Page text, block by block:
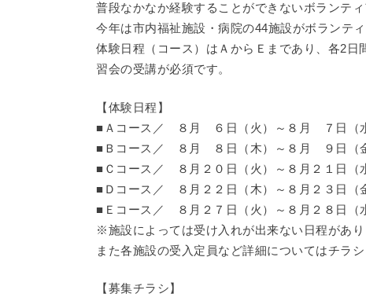
普段なかなか経験することができないボランテ
今年は市内福祉施設・病院の44施設がボランテ
体験日程（コース）はＡからＥまであり、各2
習会の受講が必須です。
【体験日程】
■Ａコース／ ８月 ６日（火）～８月 ７日（
■Ｂコース／ ８月 ８日（木）～８月 ９日（
■Ｃコース／ ８月２０日（火）～８月２１日（
■Ｄコース／ ８月２２日（木）～８月２３日（
■Ｅコース／ ８月２７日（火）～８月２８日（
※施設によっては受け入れが出来ない日程があり
また各施設の受入定員など詳細についてはチラ
【募集チラシ】